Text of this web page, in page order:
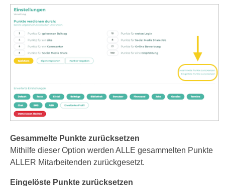
Gesammelte Punkte zurücksetzen
Mithilfe dieser Option werden ALLE gesammelten Punkte
ALLER Mitarbeitenden zurückgesetzt.
Eingelöste Punkte zurücksetzen